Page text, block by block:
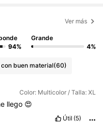
Ver más
94%
Grande
4%
buen material(60)
Color: Multicolor / Talla: XL
llego 😍
Útil (5)